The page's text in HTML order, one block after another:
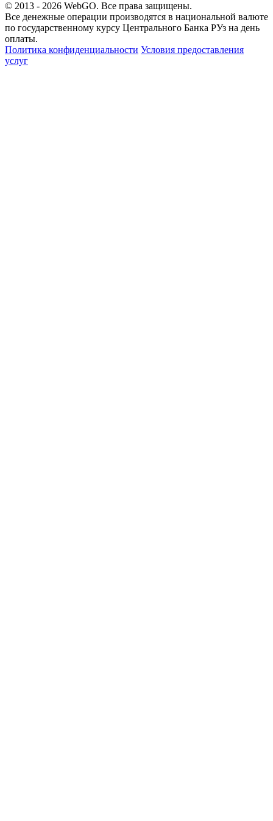
© 2013 - 2026 WebGO. Все права защищены.
Все денежные операции производятся в национальной валюте
по государственному курсу Центрального Банка РУз на день
оплаты.
Политика конфиденциальности Условия предоставления
услуг